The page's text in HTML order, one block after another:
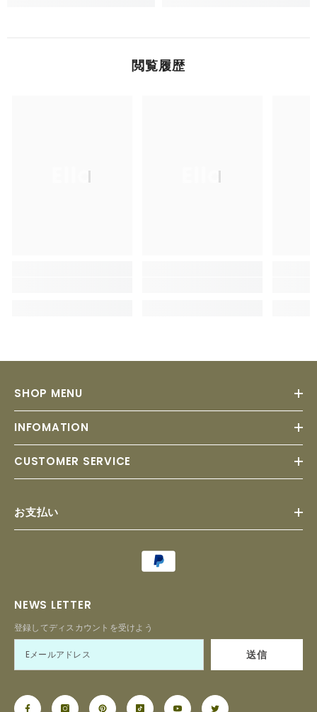
閲覧履歴
Ella Ella
SHOP MENU
INFOMATION
CUSTOMER SERVICE
お支払い
NEWS LETTER
登録してディスカウントを受けよう
送信